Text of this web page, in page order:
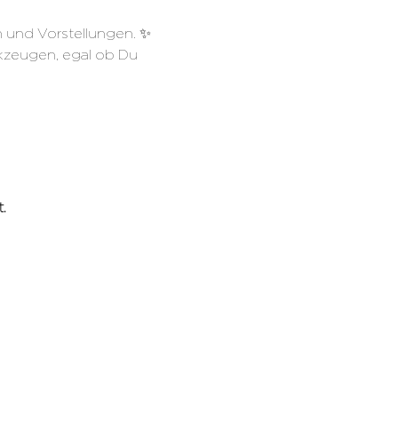
Vorstellungen. ✨
egal ob Du